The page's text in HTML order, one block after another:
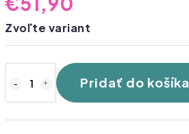
Zvoľte variant
Pridať do košíka